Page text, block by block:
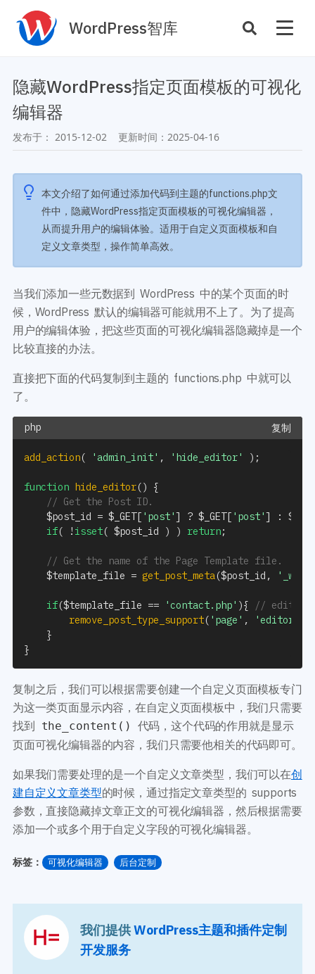
WordPress智库
主机托管 性能优化
SEO与全站运营
案例
主题案例
插件案例
商店
插件商店
资源
主题推荐
插件推荐
开发手册
主题开发手册
插件开发手册
开发教程
主题开发分享
前端开发技巧
技术专题
WordPress数据库
多语言主题开发
服务咨询
隐藏WordPress指定页面模板的可视化
编辑器
发布于： 2015-12-02 更新时间： 2025-04-16
本文介绍了如何通过添加代码到主题的functions.php文
件中，隐藏WordPress指定页面模板的可视化编辑器，
从而提升用户的编辑体验。适用于自定义页面模板和自
定义文章类型，操作简单高效。
当我们添加一些元数据到 WordPress 中的某个页面的时
候，WordPress 默认的编辑器可能就用不上了。为了提高
用户的编辑体验，把这些页面的可视化编辑器隐藏掉是一个
比较直接的办法。
直接把下面的代码复制到主题的 functions.php 中就可以
了。
复制
add_action( 'admin_init' , 'hide_editor' ) ;
function hide_editor()
{
// Get the Post ID.
$post_id = $_GET[ 'post'] ? $_GET[ 'post'] :
if( ! isset( $post_id ) ) return;
// Get the name of the Page Template file.
$template_file = get_post_meta($post_id ,
if($template_file == 'contact.php' ){
// edit the
remove_post_type_support( 'page' , 'editor'
}
}
复制之后，我们可以根据需要创建一个自定义页面模板专门
为这一类页面显示内容，在自定义页面模板中，我们只需要
找到 the_content()
代码，这个代码的作用就是显示
页面可视化编辑器的内容，我们只需要他相关的代码即可。
如果我们需要处理的是一个自定义文章类型，我们可以在创
建自定义文章类型的时候，通过指定文章类型的 supports
参数，直接隐藏掉文章正文的可视化编辑器，然后根据需要
添加一个或多个用于自定义字段的可视化编辑器。
标签： 可视化编辑器 后台定制
我们提供WordPress主题和插件定制
开发服务